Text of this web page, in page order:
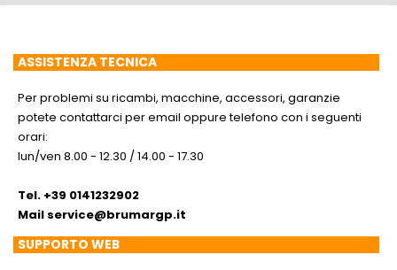
ASSISTENZA TECNICA
Per problemi su ricambi, macchine, accessori, garanzie
potete contattarci per email oppure telefono con i seguenti
orari:
lun/ven 8.00 - 12.30 / 14.00 - 17.30
Tel. +39 0141232902
Mail service@brumargp.it
SUPPORTO WEB